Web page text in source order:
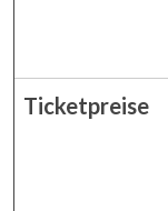
Ticketpreise